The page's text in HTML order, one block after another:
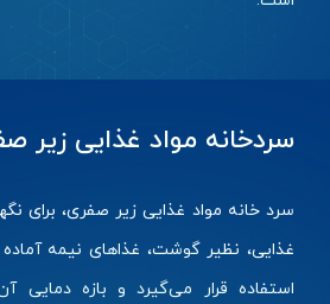
سردخانه مواد غذایی زیر
سرد خانه مواد غذایی زیر صفری، برای
غذایی، نظیر گوشت، غذاهای نیمه